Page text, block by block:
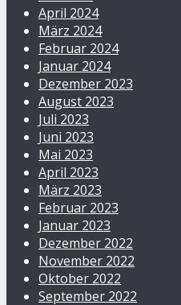
April 2024
März 2024
Februar 2024
Januar 2024
Dezember 2023
August 2023
Juli 2023
Juni 2023
Mai 2023
April 2023
März 2023
Februar 2023
Januar 2023
Dezember 2022
November 2022
Oktober 2022
September 2022